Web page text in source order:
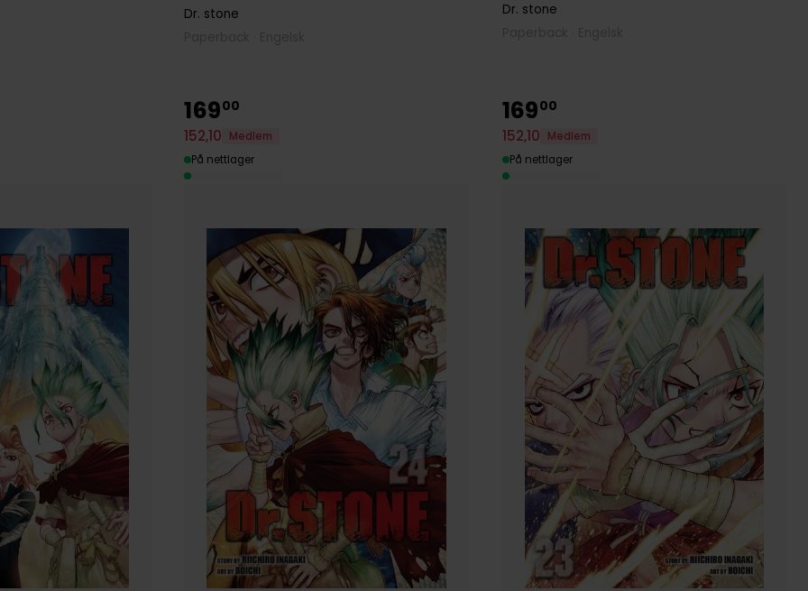
Dr. stone
Dr. stone
16900
152,10
Medlem
På nettlager
16900
152,10
Medlem
På nettlager